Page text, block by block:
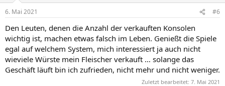
e
:
6. Mai 2021 #6
Den Leuten, denen die Anzahl der verkauften Konsolen
wichtig ist, machen etwas falsch im Leben. Genießt die Spiele
egal auf welchem System, mich interessiert ja auch nicht
wieviele Würste mein Fleischer verkauft … solange das
Geschäft läuft bin ich zufrieden, nicht mehr und nicht weniger.
Zuletzt bearbeitet: 7. Mai 2021